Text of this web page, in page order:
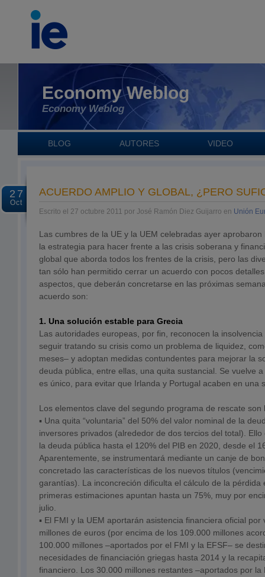
Economy Weblog
Economy Weblog
BLOG AUTORES VIDEO
27
Oct
ACUERDO AMPLIO Y GLOBAL, ¿PERO
Escrito el 27 octubre 2011 por José Ramón Diez Guijarro en Unión
Las cumbres de la UE y la UEM celebradas ayer
la estrategia para hacer frente a las crisis soberana y
global que aborda todos los frentes de la crisis, pero las
tan sólo han permitido cerrar un acuerdo con pocos
aspectos, que deberán concretarse en las próximas
acuerdo son:
1. Una solución estable para Grecia
Las autoridades europeas, por fin, reconocen la
seguir tratando su crisis como un problema de liquidez,
meses– y adoptan medidas contundentes para mejorar la
deuda pública, entre ellas, una quita sustancial. Se vuelve
es único, para evitar que Irlanda y Portugal acaben en una
Los elementos clave del segundo programa de rescate son
▪ Una quita “voluntaria” del 50% del valor nominal de la
inversores privados (alrededor de dos tercios del total).
la deuda pública hasta el 120% del PIB en 2020, desde el
Aparentemente, se instrumentará mediante un canje de
concretado las características de los nuevos títulos
garantías). La inconcreción dificulta el cálculo de la pérdida
primeras estimaciones apuntan hasta un 75%, muy por
julio.
▪ El FMI y la UEM aportarán asistencia financiera oficial por
millones de euros (por encima de los 109.000 millones
100.000 millones –aportados por el FMI y la EFSF– se
necesidades de financiación griegas hasta 2014 y la
financiero. Los 30.000 millones restantes –aportados por